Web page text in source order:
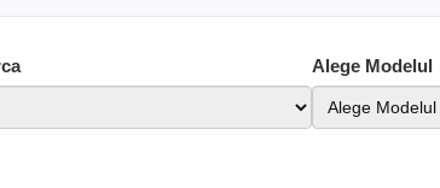
Alege Modelul